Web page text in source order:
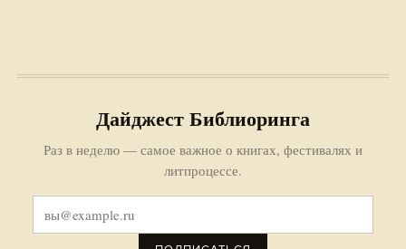
Дайджест Библиоринга
Раз в неделю — самое важное о книгах, фестивалях и
литпроцессе.